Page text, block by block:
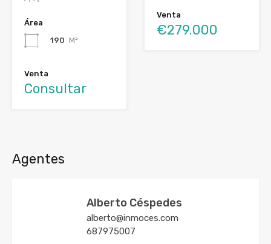
Área
190 M²
Venta
Consultar
Venta
€279.000
Agentes
Alberto Céspedes
alberto@inmoces.com
687975007